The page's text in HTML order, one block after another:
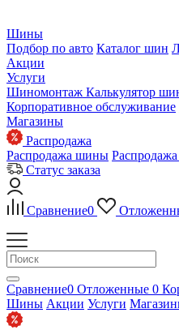
Шины
Подбор по авто Каталог шин
Акции
Услуги
Шиномонтаж Калькулятор
Корпоративное обслуживание
Магазины
Распродажа
Распродажа шины
Статус заказа
Сравнение0
Сравнение0 Отложенные 0
Шины Акции Услуги